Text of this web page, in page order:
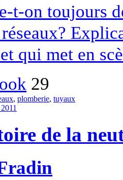
t-on toujours
qui met en
29
, plomberie, tuyaux
de la